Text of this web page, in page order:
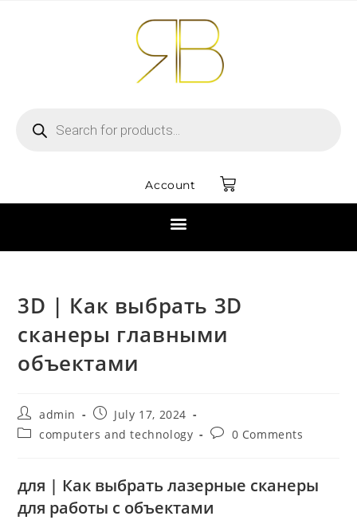
Account
3D | Как выбрать 3D
сканеры главными
объектами
admin
July 17, 2024
computers and technology
0 Comments
для | Как выбрать лазерные сканеры
для работы с объектами